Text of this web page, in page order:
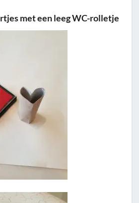
met een leeg WC-rolletje